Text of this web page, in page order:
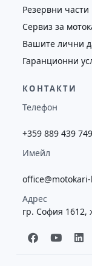
Резервни части
Сервиз за
Вашите лични
Гаранционни
КОНТАКТИ
Телефон
+359 889 439 749
Имейл
Адрес
гр. София 1612,
F
a
c
Y
o
u
L
i
n